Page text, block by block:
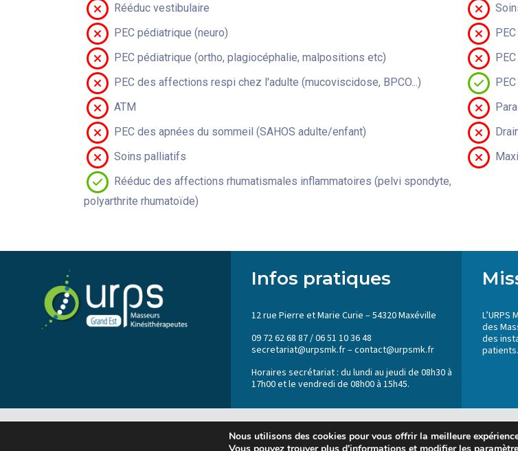
Rééduc vestibulaire
PEC pédiatrique (neuro)
PEC pédiatrique (ortho, plagiocéphalie, malpositions etc)
PEC des affections respi chez l'adulte (mucoviscidose, BPCO...)
ATM
PEC des apnées du sommeil (SAHOS adulte/enfant)
Soins palliatifs
Rééduc des affections rhumatismales inflammatoires (pelvi spondyte,
polyarthrite rhumatoïde)
Infos pratiques
12 rue Pierre et Marie Curie – 54320 Maxéville
09 72 62 68 87 / 06 51 10 36 48
secretariat@urpsmk.fr – contact@urpsmk.fr
Horaires secrétariat : du lundi au jeudi de 08h30 à
17h00 et le vendredi de 08h00 à 15h45.
des
des
patients.
Nous utilisons des cookies pour vous offrir la meilleure